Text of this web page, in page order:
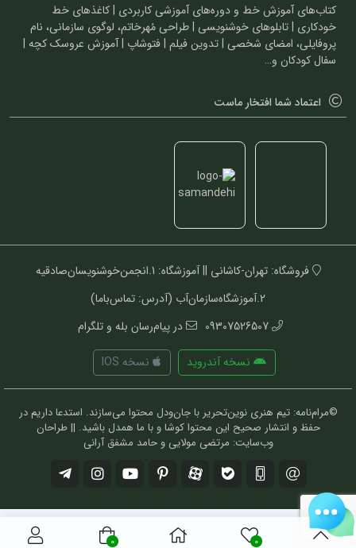
کتاب‌های آموزش خط و دوره‌های آموزشی کاربردی | کاغذهای خط
خودکاری | تابلوهای خوشنویسی | طراحی مُهرخاتم، لوگوی سازمانی، نام
پروفایلی، امضای شخصی | تدوین فیلم | فتوشاپ | آموزش عروسک کچه |
سفال کودکان و…
اعتماد شما افتخار ماست
فروشگاه: تهران-کاشانی || آموزشگاه: 1.انجمن‌خوشنویسان‌صادقیه
2.آموزشگاه‌سازمان‌آب (آدرس: تماس‌باما)
09307526507
در پیام‌رسان بله و تلگرام
نسخه آندروید نسخه IOS
©مرام‌نامه: تیم هنری نوین‌تحریر با جان‌ودل محتوا می‌سازند. استدعا داریم در
حفظ و انتشار صحیح این محتوا کوشا و با ما همدل باشید. || طراحان
وب‌سایت: مرتضی مولایی و حامد مشفق آرانی
0
0